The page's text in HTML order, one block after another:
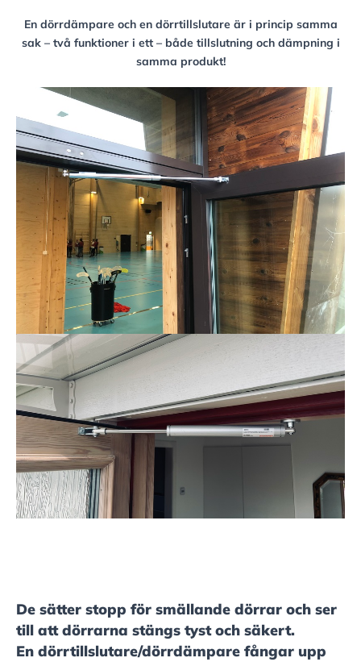
En dörrdämpare och en dörrtillslutare är i princip samma
sak – två funktioner i ett – både tillslutning och dämpning i
samma produkt!
De sätter stopp för smällande dörrar och ser
till att dörrarna stängs tyst och säkert.
En dörrtillslutare/dörrdämpare fångar upp